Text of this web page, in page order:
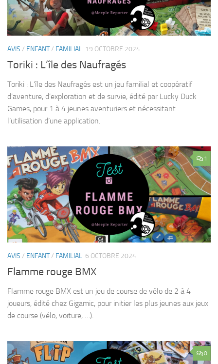
AVIS / ENFANT/ FAMILIAL 19 OCTOBRE 2024
Toriki : L’île des Naufragés
Toriki : L’île des Naufragés est un jeu familial et coopératif
d’aventure, d’exploration et de survie, édité par Lucky Duck
Games, pour 1 à 4 jeunes aventuriers et nécessitant
l’utilisation d’une application.
1
AVIS / ENFANT/ FAMILIAL 6 OCTOBRE 2024
Flamme rouge BMX
Flamme rouge BMX est un jeu de course de vélo de 2 à 4
joueurs, édité chez Gigamic, pour initier les plus jeunes aux jeux
de course (vélo, voiture, …).
0